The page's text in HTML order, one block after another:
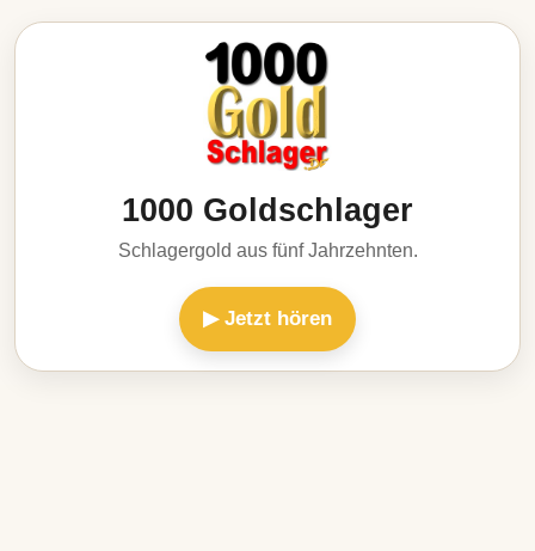
1000 Goldschlager
Schlagergold aus fünf Jahrzehnten.
▶ Jetzt hören